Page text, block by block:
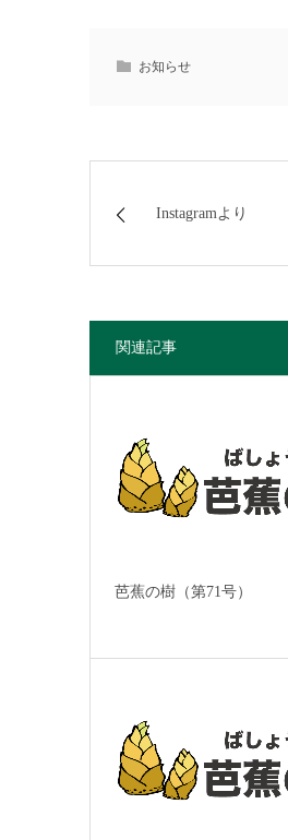
お知らせ
Instagramより
関連記事
芭蕉の樹（第71号）